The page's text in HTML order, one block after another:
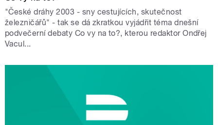
"České dráhy 2003 - sny cestujících, skutečnost
železničářů" - tak se dá zkratkou vyjádřit téma dnešní
podvečerní debaty Co vy na to?, kterou redaktor Ondřej
Vacul...